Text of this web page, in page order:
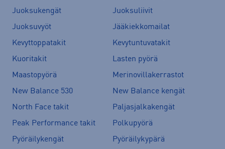
Juoksukengät
Juoksuliivit
Juoksuvyöt
Jääkiekkomailat
Kevyttoppatakit
Kevytuntuvatakit
Kuoritakit
Lasten pyörä
Maastopyörä
Merinovillakerrastot
New Balance 530
New Balance kengät
North Face takit
Paljasjalkakengät
Peak Performance takit
Polkupyörä
Pyöräilykengät
Pyöräilykypärä